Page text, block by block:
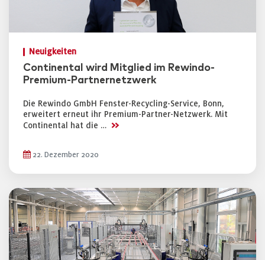
Neuigkeiten
Continental wird Mitglied im Rewindo-
Premium-Partnernetzwerk
Die Rewindo GmbH Fenster-Recycling-Service, Bonn,
erweitert erneut ihr Premium-Partner-Netzwerk. Mit
Continental hat die … >>
22. Dezember 2020